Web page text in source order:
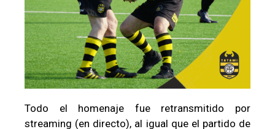
Todo el homenaje fue retransmitido por
streaming (en directo), al igual que el partido de